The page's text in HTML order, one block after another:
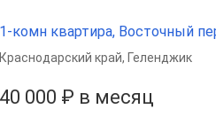
1-комн квартира, Восточный
40 000 ₽ в месяц
Краснодарский край, Геленджик